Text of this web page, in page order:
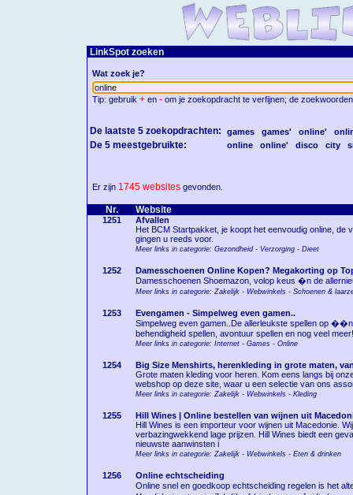
LinkSpot zoeken
Wat zoek je?
Tip: gebruik + en - om je zoekopdracht te verfijnen; de
De laatste 5 zoekopdrachten: games games' online'
De 5 meestgebruikte: online online' disco city
Er zijn 1745 websites gevonden.
Nr. Website
1251
Afvallen
Het BCM Startpakket, je koopt het eenvoudig online,
gingen u reeds voor.
Meer links in categorie: Gezondheid - Verzorging - Dieet
1252
Damesschoenen Online Kopen? Megakorting op
Damesschoenen Shoemazon, volop keus �n de
Meer links in categorie: Zakelijk - Webwinkels - Schoenen &
1253
Evengamen - Simpelweg even gamen..
Simpelweg even gamen..De allerleukste spellen op
behendigheid spellen, avontuur spellen en nog veel meer!
Meer links in categorie: Internet - Games - Online
1254
Big Size Menshirts, herenkleding in grote maten,
Grote maten kleding voor heren. Kom eens langs bij
webshop op deze site, waar u een selectie van ons
Meer links in categorie: Zakelijk - Webwinkels - Kleding
1255
Hill Wines | Online bestellen van wijnen uit
Hill Wines is een importeur voor wijnen uit Macedonie.
verbazingwekkend lage prijzen. Hill Wines biedt een
nieuwste aanwinsten i
Meer links in categorie: Zakelijk - Webwinkels - Eten & drinken
1256
Online echtscheiding
Online snel en goedkoop echtscheiding regelen is het